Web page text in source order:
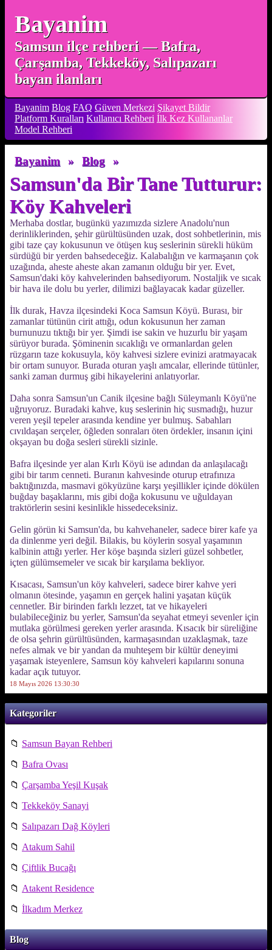
Bayanim
Samsun ilçe rehberi — Bafra,
Çarşamba, Tekkeköy, Salıpazarı
bayan ilanları
Bayanim Blog FAQ Güven Merkezi Şikayet Bildir
Platform Kuralları Kullanıcı Rehberi İlk Kez Kullananlar
Model Rehberi
Kategoriler
📁 Samsun Bayan Rehberi
📁 Bafra Ovası
📁 Çarşamba Yeşil Kuşak
📁 Tekkeköy Sanayi
📁 Salıpazarı Dağ Köyleri
📁 Atakum Sahil
📁 Çiftlik Bucağı
📁 Atakent Residence
📁 İlkadım Merkez
Blog
Bayanim » Blog »
Samsun'da Bir Tane Tutturur:
Köy Kahveleri
Merhaba dostlar, bugünkü yazımızda sizlere Anadolu'nun
derinliklerinden, şehir gürültüsünden uzak, dost sohbetlerinin, mis
gibi taze çay kokusunun ve ötüşen kuş seslerinin sürekli hüküm
sürdüğü bir yerden bahsedeceğiz. Kalabalığın ve karmaşanın çok
uzağında, aheste aheste akan zamanın olduğu bir yer. Evet,
Samsun'daki köy kahvelerinden bahsediyorum. Nostaljik ve sıcak
bir hava ile dolu bu yerler, dilimizi bağlayacak kadar güzeller.
İlk durak, Havza ilçesindeki Koca Samsun Köyü. Burası, bir
zamanlar tütünün cirit attığı, odun kokusunun her zaman
burnunuzu tıktığı bir yer. Şimdi ise sakin ve huzurlu bir yaşam
sürüyor burada. Şöminenin sıcaklığı ve ormanlardan gelen
rüzgarın taze kokusuyla, köy kahvesi sizlere evinizi aratmayacak
bir ortam sunuyor. Burada oturan yaşlı amcalar, ellerinde tütünler,
sanki zaman durmuş gibi hikayelerini anlatıyorlar.
Daha sonra Samsun'un Canik ilçesine bağlı Süleymanlı Köyü'ne
uğruyoruz. Buradaki kahve, kuş seslerinin hiç susmadığı, huzur
veren yeşil tepeler arasında kendine yer bulmuş. Sabahları
cıvıldaşan serçeler, öğleden sonraları öten ördekler, insanın içini
okşayan bu doğa sesleri sürekli sizinle.
Bafra ilçesinde yer alan Kırlı Köyü ise adından da anlaşılacağı
gibi bir tarım cenneti. Buranın kahvesinde oturup etrafınıza
baktığınızda, masmavi gökyüzüne karşı yeşillikler içinde dökülen
buğday başaklarını, mis gibi doğa kokusunu ve uğuldayan
traktörlerin sesini kesinlikle hissedeceksiniz.
Gelin görün ki Samsun'da, bu kahvehaneler, sadece birer kafe ya
da dinlenme yeri değil. Bilakis, bu köylerin sosyal yaşamının
kalbinin attığı yerler. Her köşe başında sizleri güzel sohbetler,
içten gülümsemeler ve sıcak bir karşılama bekliyor.
Kısacası, Samsun'un köy kahveleri, sadece birer kahve yeri
olmanın ötesinde, yaşamın en gerçek halini yaşatan küçük
cennetler. Bir birinden farklı lezzet, tat ve hikayeleri
bulabileceğiniz bu yerler, Samsun'da seyahat etmeyi sevenler için
mutlaka görülmesi gereken yerler arasında. Kısacık bir süreliğine
de olsa şehrin gürültüsünden, karmaşasından uzaklaşmak, taze
nefes almak ve bir yandan da muhteşem bir kültür deneyimi
yaşamak isteyenlere, Samsun köy kahveleri kapılarını sonuna
kadar açık tutuyor.
18 Mayıs 2026 13:30:30